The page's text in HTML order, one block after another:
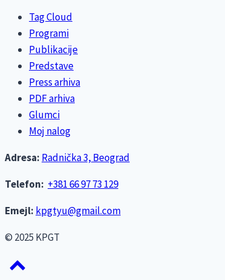
Tag Cloud
Programi
Publikacije
Predstave
Press arhiva
PDF arhiva
Glumci
Moj nalog
Adresa: Radnička 3, Beograd
Telefon: +381 66 97 73 129
Emejl: kpgtyu@gmail.com
© 2025 KPGT